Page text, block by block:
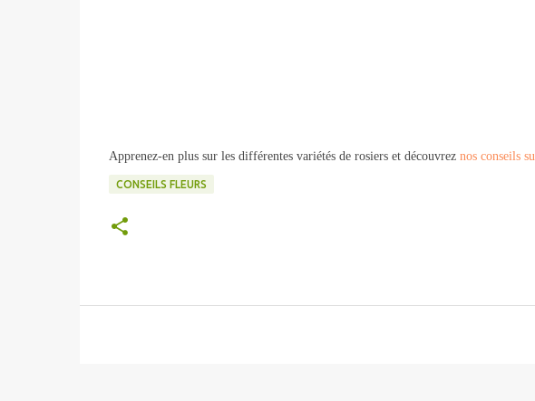
Apprenez-en plus sur les différentes variétés de rosiers et découvrez nos conseils
CONSEILS FLEURS